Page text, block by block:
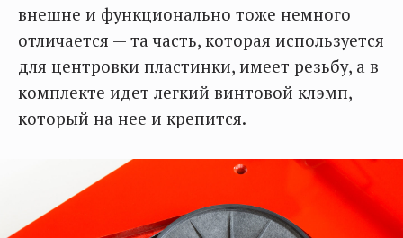
внешне и функционально тоже немного
отличается — та часть, которая используется
для центровки пластинки, имеет резьбу, а в
комплекте идет легкий винтовой клэмп,
который на нее и крепится.